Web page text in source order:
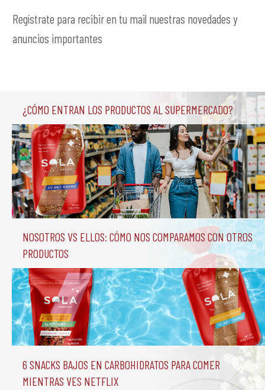
Regístrate para recibir en tu mail nuestras novedades y
anuncios importantes
¿Cómo entran los productos al supermercado?
Nosotros vs Ellos: Cómo nos comparamos con otros
productos
6 Snacks Bajos en Carbohidratos para comer
mientras ves Netflix